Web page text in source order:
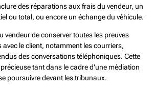
des réparations aux frais du vendeur, un
ou total, ou encore un échange du véhicule.
vendeur de conserver toutes les preuves
avec le client, notamment les courriers,
des conversations téléphoniques. Cette
tant dans le cadre d'une médiation
poursuivre devant les tribunaux.